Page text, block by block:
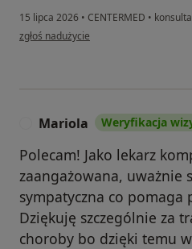
15 lipca 2026 • CENTERMED •
w opinii użytkownika AP
zgłoś nadużycie
Mariola Weryfikacja
Polecam! Jako lekarz
zaangażowana, uważnie
sympatyczna co pomaga
Dziękuję szczególnie za
choroby bo dzięki temu